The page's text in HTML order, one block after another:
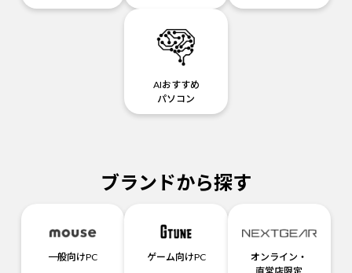
AIおすすめ
パソコン
ブランドから探す
一般向けPC ゲーム向けPC
オンライン・